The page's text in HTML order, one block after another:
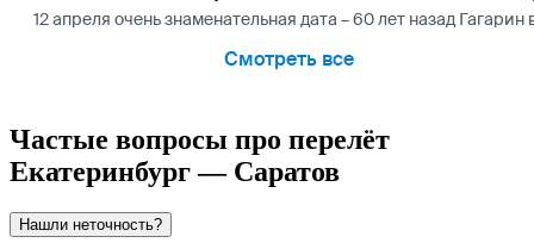
12 апреля очень знаменательная дата – 60 лет назад
Смотреть все
Частые вопросы про перелёт
Екатеринбург — Саратов
Нашли неточность?